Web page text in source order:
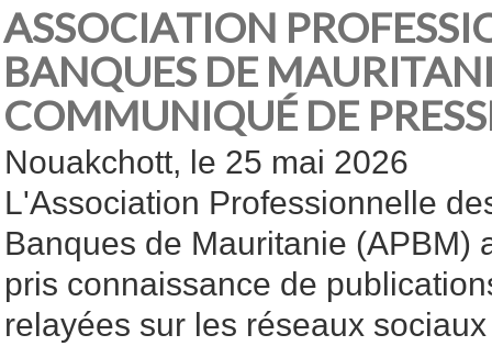
ASSOCIATION
BANQUES DE
COMMUNIQUÉ DE
Nouakchott, le 25 mai 2026
L'Association Professionnelle
Banques de Mauritanie (APBM)
pris connaissance de
relayées sur les réseaux sociaux